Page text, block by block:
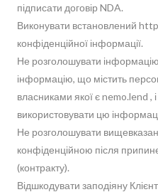
підписати договір NDA.
Виконувати встановлений
конфіденційної інформації.
Не розголошувати
інформацію, що містить
власниками якої є nemo.lend , і
використовувати цю
Не розголошувати
конфіденційною після
(контракту).
Відшкодувати заподіяну